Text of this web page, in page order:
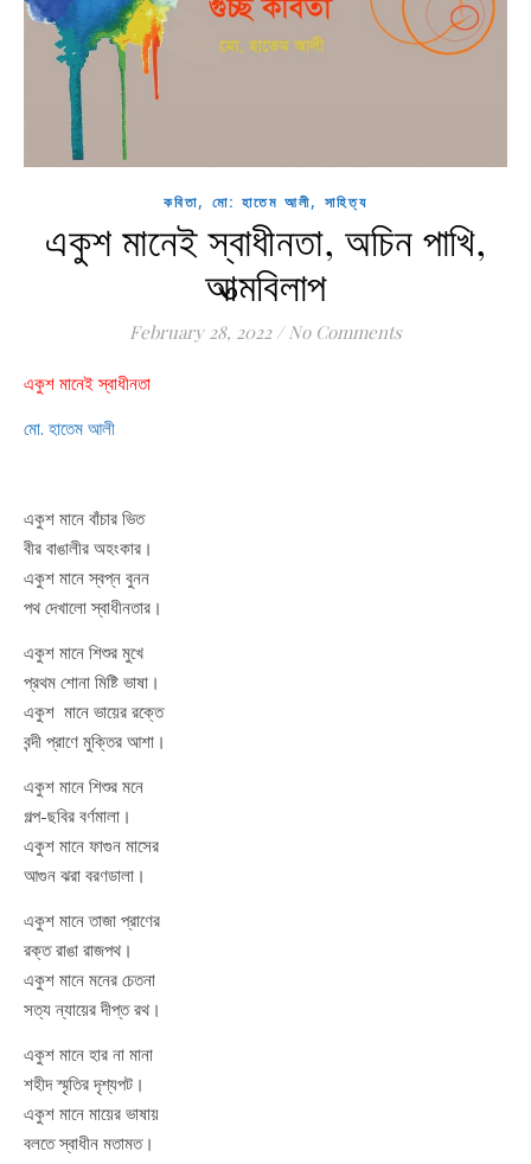
কবিতা, মো: হাতেম আলী, সাহিত্য
একুশ মানেই স্বাধীনতা, অচিন পাখি,
আত্মবিলাপ
February 28, 2022 / No Comments
একুশ মানেই স্বাধীনতা
মো. হাতেম আলী
একুশ মানে বাঁচার ভিত
বীর বাঙালীর অহংকার।
একুশ মানে স্বপ্ন বুনন
পথ দেখালো স্বাধীনতার।
একুশ মানে শিশুর মুখে
প্রথম শোনা মিষ্টি ভাষা।
একুশ মানে ভায়ের রক্তে
বন্দী প্রাণে মুক্তির আশা।
একুশ মানে শিশুর মনে
গল্প-ছবির বর্ণমালা।
একুশ মানে ফাগুন মাসের
আগুন ঝরা বরণডালা।
একুশ মানে তাজা প্রাণের
রক্ত রাঙা রাজপথ।
একুশ মানে মনের চেতনা
সত্য ন্যায়ের দীপ্ত রথ।
একুশ মানে হার না মানা
শহীদ স্মৃতির দৃশ্যপট।
একুশ মানে মায়ের ভাষায়
বলতে স্বাধীন মতামত।